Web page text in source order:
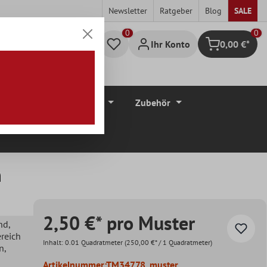
Newsletter Ratgeber Blog SALE
Ihr Konto Warenkorb
0
0,00 €*
Zubehör
,
,
2,50 €* pro Muster
Inhalt: 0.01 Quadratmeter (250,00 €* / 1 Quadratmeter)
Artikelnummer:TM34778_muster